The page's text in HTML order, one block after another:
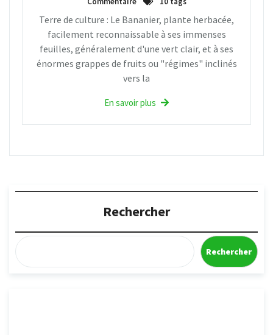
Terre de culture : Le Bananier, plante herbacée,
facilement reconnaissable à ses immenses
feuilles, généralement d'une vert clair, et à ses
énormes grappes de fruits ou "régimes" inclinés
vers la
En savoir plus
Rechercher
Rechercher